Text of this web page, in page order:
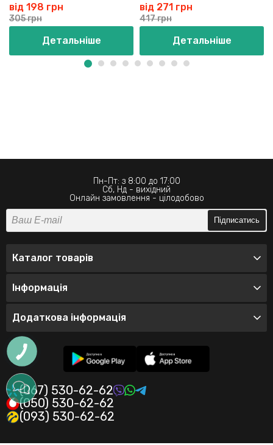
від 198 грн
305 грн
Детальніше
від 271 грн
417 грн
Детальніше
Пн-Пт: з 8:00 до 17:00
Сб, Нд - вихідний
Онлайн замовлення - цілодобово
Підписатись
Каталог товарів
Інформація
Додаткова інформація
(067) 530-62-62
(050) 530-62-62
(093) 530-62-62